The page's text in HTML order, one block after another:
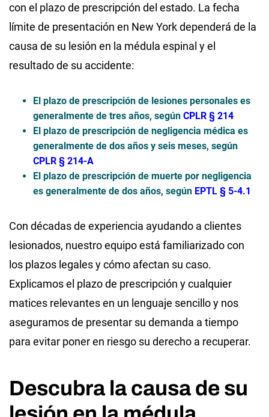
con el plazo de prescripción del estado. La fecha
límite de presentación en New York dependerá de la
causa de su lesión en la médula espinal y el
resultado de su accidente:
El plazo de prescripción de lesiones personales es
generalmente de tres años, según CPLR § 214
El plazo de prescripción de negligencia médica es
generalmente de dos años y seis meses, según
CPLR § 214-A
El plazo de prescripción de muerte por negligencia
es generalmente de dos años, según EPTL § 5-4.1
Con décadas de experiencia ayudando a clientes
lesionados, nuestro equipo está familiarizado con
los plazos legales y cómo afectan su caso.
Explicamos el plazo de prescripción y cualquier
matices relevantes en un lenguaje sencillo y nos
aseguramos de presentar su demanda a tiempo
para evitar poner en riesgo su derecho a recuperar.
Descubra la causa de su